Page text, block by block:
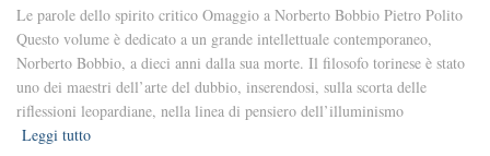
Le parole dello spirito critico Omaggio a Norberto Bobbio Pietro Polito
Questo volume è dedicato a un grande intellettuale contemporaneo,
Norberto Bobbio, a dieci anni dalla sua morte. Il filosofo torinese è stato
uno dei maestri dell’arte del dubbio, inserendosi, sulla scorta delle
riflessioni leopardiane, nella linea di pensiero dell’illuminismo
Leggi tutto